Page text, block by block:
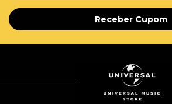
Receber Cupom